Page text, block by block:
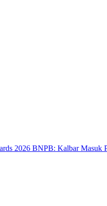
BNPB: Kalbar Masuk Prioritas